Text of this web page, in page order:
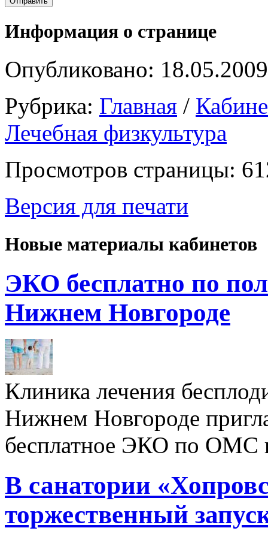
Информация о странице
Опубликовано: 18.05.2009
Рубрика: Главная /
Лечебная физкультура
Просмотров страницы:
Версия для печати
Новые материалы кабинетов
ЭКО бесплатно по
Нижнем Новгороде
Клиника лечения
Нижнем Новгороде
бесплатное ЭКО по ОМС
В санатории
торжественный